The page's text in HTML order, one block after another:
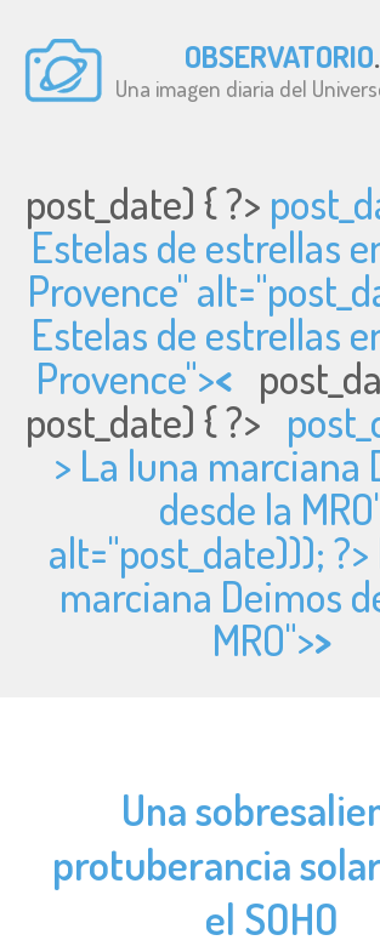
OBSERVATORIO
Una imagen diaria del
post_date) { ?>
Estelas de estrellas
Provence" alt="
Estelas de estrellas
Provence"><
post_date) { ?>
> La luna marciana
desde la
alt="post_date)));
marciana Deimos
MRO">>
Una
protuberancia
el SOHO